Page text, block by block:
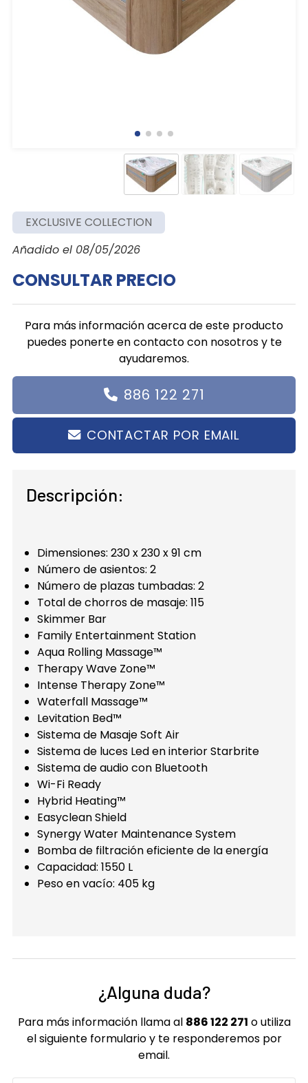
EXCLUSIVE COLLECTION
Añadido el 08/05/2026
CONSULTAR PRECIO
Para más información acerca de este producto
puedes ponerte en contacto con nosotros y te
ayudaremos.
886 122 271
CONTACTAR POR EMAIL
Descripción:
Dimensiones: 230 x 230 x 91 cm
Número de asientos: 2
Número de plazas tumbadas: 2
Total de chorros de masaje: 115
Skimmer Bar
Family Entertainment Station
Aqua Rolling Massage™
Therapy Wave Zone™
Intense Therapy Zone™
Waterfall Massage™
Levitation Bed™
Sistema de Masaje Soft Air
Sistema de luces Led en interior Starbrite
Sistema de audio con Bluetooth
Wi-Fi Ready
Hybrid Heating™
Easyclean Shield
Synergy Water Maintenance System
Bomba de filtración eficiente de la energía
Capacidad: 1550 L
Peso en vacío: 405 kg
¿Alguna duda?
Para más información llama al 886 122 271 o utiliza
el siguiente formulario y te responderemos por
email.